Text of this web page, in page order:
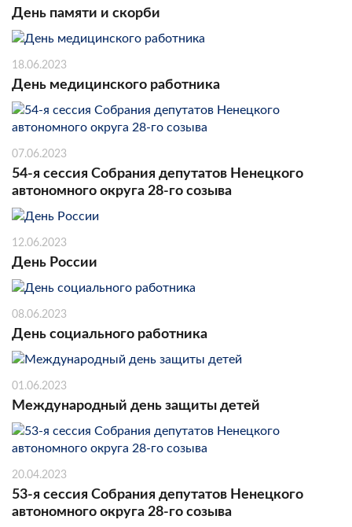
День памяти и скорби
18.06.2023
День медицинского работника
07.06.2023
54-я сессия Собрания депутатов Ненецкого
автономного округа 28-го созыва
12.06.2023
День России
08.06.2023
День социального работника
01.06.2023
Международный день защиты детей
20.04.2023
53-я сессия Собрания депутатов Ненецкого
автономного округа 28-го созыва